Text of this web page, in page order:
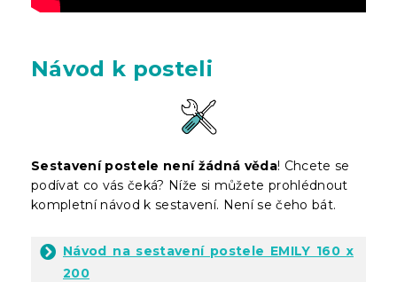
Návod k posteli
Sestavení postele není žádná věda! Chcete se
podívat co vás čeká? Níže si můžete prohlédnout
kompletní návod k sestavení. Není se čeho bát.
Návod na sestavení postele EMILY 160 x
200